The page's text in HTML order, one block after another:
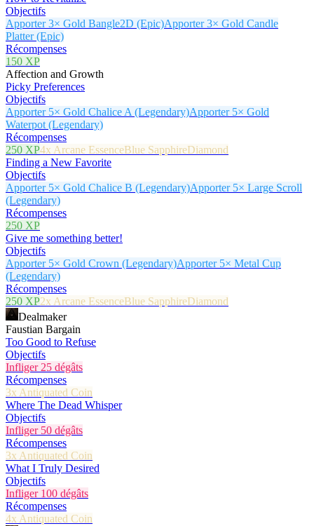
Objectifs
Apporter 3× Gold Bangle2D (Epic)Apporter 3× Gold Candle
Platter (Epic)
Récompenses
150 XP
Affection and Growth
Picky Preferences
Objectifs
Apporter 5× Gold Chalice A (Legendary)Apporter 5× Gold
Waterpot (Legendary)
Récompenses
250 XP4x Arcane EssenceBlue SapphireDiamond
Finding a New Favorite
Objectifs
Apporter 5× Gold Chalice B (Legendary)Apporter 5× Large Scroll
(Legendary)
Récompenses
250 XP
Give me something better!
Objectifs
Apporter 5× Gold Crown (Legendary)Apporter 5× Metal Cup
(Legendary)
Récompenses
250 XP2x Arcane EssenceBlue SapphireDiamond
Dealmaker
Faustian Bargain
Too Good to Refuse
Objectifs
Infliger 25 dégâts
Récompenses
3x Antiquated Coin
Where The Dead Whisper
Objectifs
Infliger 50 dégâts
Récompenses
3x Antiquated Coin
What I Truly Desired
Objectifs
Infliger 100 dégâts
Récompenses
4x Antiquated Coin